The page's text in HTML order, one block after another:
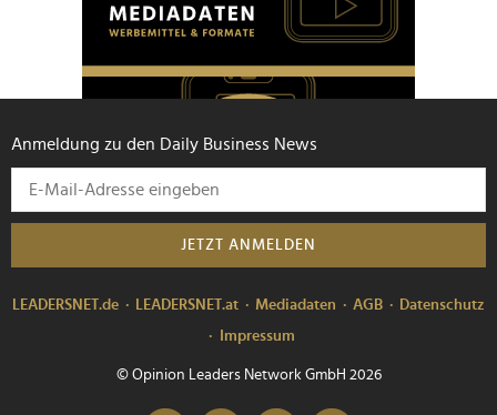
Anmeldung zu den Daily Business News
JETZT ANMELDEN
LEADERSNET.de LEADERSNET.at Mediadaten AGB
Datenschutz
Impressum
© Opinion Leaders Network GmbH 2026